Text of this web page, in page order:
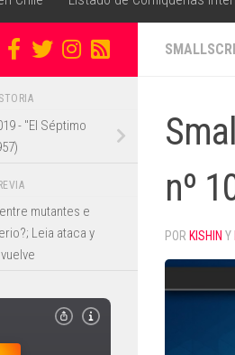
nº
POR KISHIN Y
- "El Séptimo
mutantes e
Leia ataca y